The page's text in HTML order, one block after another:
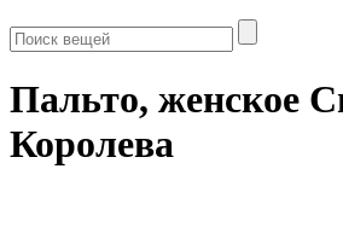
Пальто, женское
Королева